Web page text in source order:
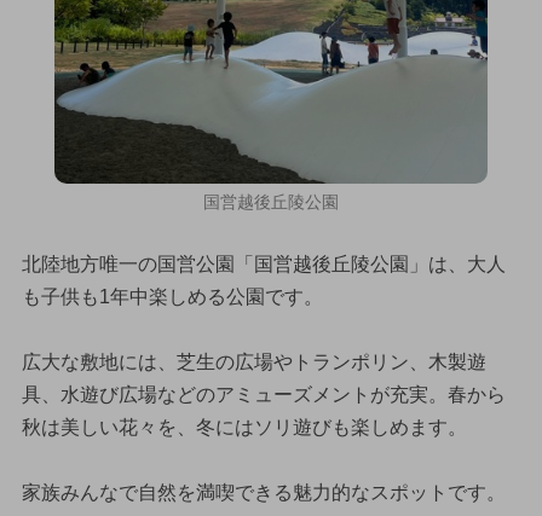
国営越後丘陵公園
北陸地方唯一の国営公園「国営越後丘陵公園」は、大人
も子供も1年中楽しめる公園です。
広大な敷地には、芝生の広場やトランポリン、木製遊
具、水遊び広場などのアミューズメントが充実。春から
秋は美しい花々を、冬にはソリ遊びも楽しめます。
家族みんなで自然を満喫できる魅力的なスポットです。